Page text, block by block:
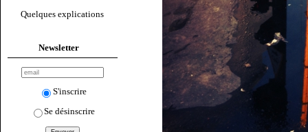
Quelques explications
Newsletter
S'inscrire
Se désinscrire